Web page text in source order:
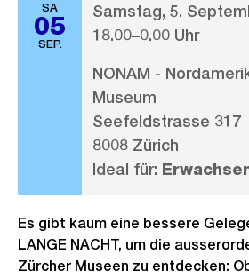
SA
05
SEP.
Samstag, 5.
18.00–0.00 Uhr
NONAM -
Museum
Seefeldstrasse 317
8008 Zürich
Ideal für:
Es gibt kaum eine bessere
LANGE NACHT, um die
Zürcher Museen zu entdecken: